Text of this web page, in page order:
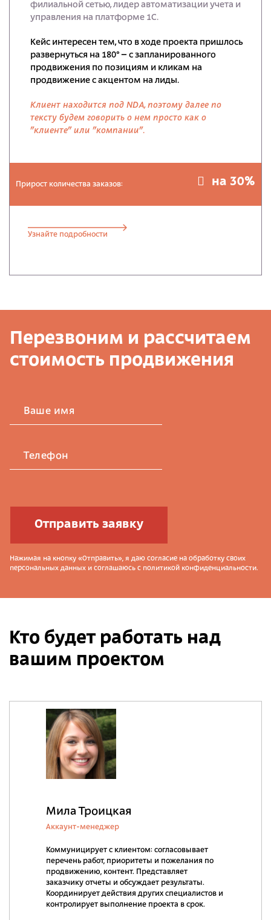
филиальной сетью, лидер автоматизации учета и
управления на платформе 1С.
Кейс интересен тем, что в ходе проекта пришлось
развернуться на 180° – с запланированного
продвижения по позициям и кликам на
продвижение с акцентом на лиды.
Клиент находится под NDA, поэтому далее по
тексту будем говорить о нем просто как о
"клиенте" или "компании".
Прирост количества заказов: на 30%
Узнайте подробности
Перезвоним и рассчитаем
стоимость продвижения
Ваше имя
Телефон
Отправить заявку
Нажимая на кнопку «Отправить», я даю согласие на обработку своих
персональных данных и соглашаюсь с политикой конфиденциальности.
Кто будет работать над
вашим проектом
Мила Троицкая
Аккаунт-менеджер
Коммуницирует с клиентом: согласовывает
перечень работ, приоритеты и пожелания по
продвижению, контент. Представляет
заказчику отчеты и обсуждает результаты.
Координирует действия других специалистов и
контролирует выполнение проекта в срок.